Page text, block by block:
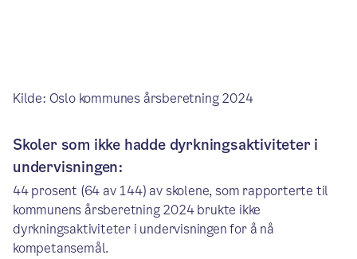
Kilde: Oslo kommunes årsberetning 2024
Skoler som ikke hadde dyrkningsaktiviteter i
undervisningen:
44 prosent (64 av 144) av skolene, som rapporterte til
kommunens årsberetning 2024 brukte ikke
dyrkningsaktiviteter i undervisningen for å nå
kompetansemål.